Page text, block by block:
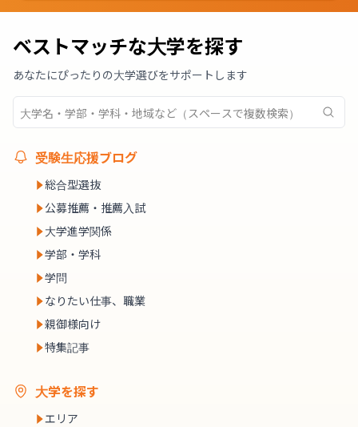
ベストマッチな大学を探す
あなたにぴったりの大学選びをサポートします
受験生応援ブログ
総合型選抜
公募推薦・推薦入試
大学進学関係
学部・学科
学問
なりたい仕事、職業
親御様向け
特集記事
大学を探す
エリア